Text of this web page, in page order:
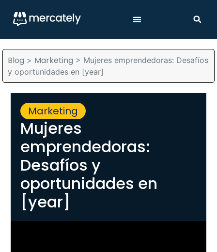
Blog > Marketing > Mujeres emprendedoras: Desafíos
y oportunidades en [year]
Marketing
Mujeres
emprendedoras:
Desafíos y
oportunidades en
[year]